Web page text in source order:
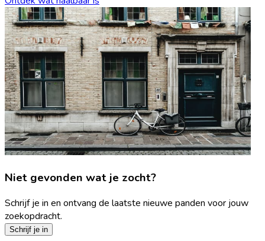
Niet gevonden wat je zocht?
Schrijf je in en ontvang de laatste nieuwe panden voor jouw
zoekopdracht.
Schrijf je in